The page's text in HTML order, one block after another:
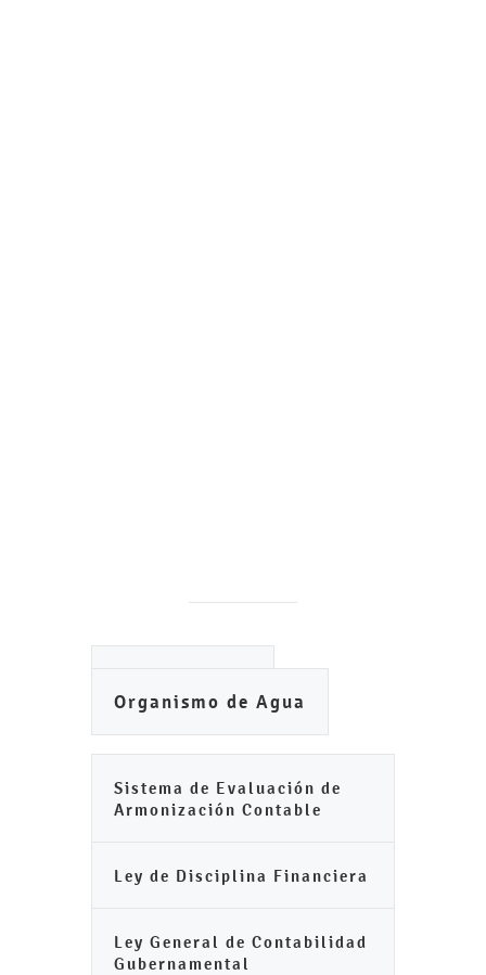
Organismo de Agua
Sistema de Evaluación de
Armonización Contable
Ley de Disciplina Financiera
Ley General de Contabilidad
Gubernamental